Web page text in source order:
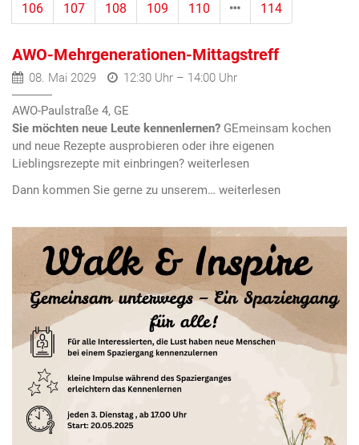
106 107 108 109 110 114
AWO-Mehrgenerationen-Mittagstreff
08. Mai 2029 12:30 Uhr – 14:00 Uhr
AWO-Paulstraße 4, GE
Sie möchten neue Leute kennenlernen? GEmeinsam kochen
und neue Rezepte ausprobieren oder ihre eigenen
Lieblingsrezepte mit einbringen?
Dann kommen Sie gerne zu unserem…